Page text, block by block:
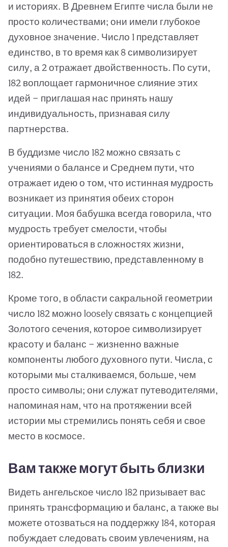
и историях. В Древнем Египте числа были не
просто количествами; они имели глубокое
духовное значение. Число 1 представляет
единство, в то время как 8 символизирует
силу, а 2 отражает двойственность. По сути,
182 воплощает гармоничное слияние этих
идей — приглашая нас принять нашу
индивидуальность, признавая силу
партнерства.
В буддизме число 182 можно связать с
учениями о балансе и Среднем пути, что
отражает идею о том, что истинная мудрость
возникает из принятия обеих сторон
ситуации. Моя бабушка всегда говорила, что
мудрость требует смелости, чтобы
ориентироваться в сложностях жизни,
подобно путешествию, представленному в
182.
Кроме того, в области сакральной геометрии
число 182 можно loosely связать с концепцией
Золотого сечения, которое символизирует
красоту и баланс — жизненно важные
компоненты любого духовного пути. Числа, с
которыми мы сталкиваемся, больше, чем
просто символы; они служат путеводителями,
напоминая нам, что на протяжении всей
истории мы стремились понять себя и свое
место в космосе.
Вам также могут быть близки
Видеть ангельское число 182 призывает вас
принять трансформацию и баланс, а также вы
можете отозваться на поддержку 184, которая
побуждает следовать своим увлечениям, на